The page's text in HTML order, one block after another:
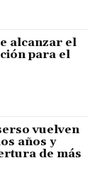
alcanzar el
para el
vuelven
años y
de más